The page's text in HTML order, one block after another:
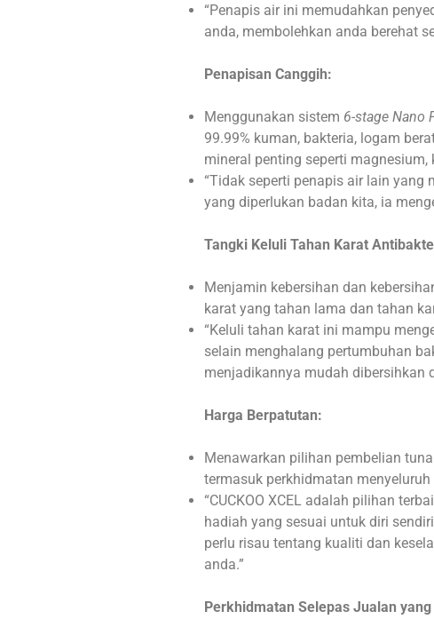
“Penapis air ini memudahkan
anda, membolehkan anda berehat
Penapisan Canggih:
Menggunakan sistem 6-stage Nano
99.99% kuman, bakteria, logam
mineral penting seperti
“Tidak seperti penapis air lain
yang diperlukan badan kita, ia
Tangki Keluli Tahan Karat
Menjamin kebersihan dan
karat yang tahan lama dan tahan
“Keluli tahan karat ini mampu
selain menghalang pertumbuhan
menjadikannya mudah dibersihkan
Harga Berpatutan:
Menawarkan pilihan pembelian
termasuk perkhidmatan
“CUCKOO XCEL adalah pilihan
hadiah yang sesuai untuk diri
perlu risau tentang kualiti dan
anda.”
Perkhidmatan Selepas Jualan